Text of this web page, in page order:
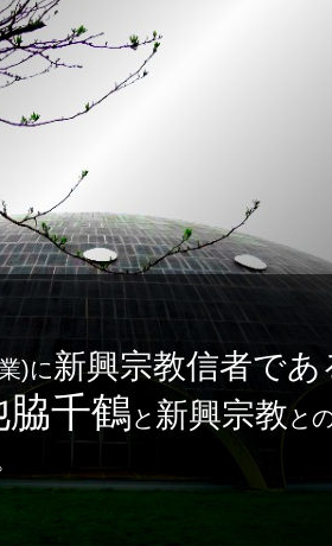
)に新興宗教信者であ
脇千鶴と 新興宗教と